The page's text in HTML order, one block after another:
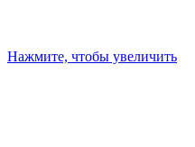
Нажмите, чтобы увеличить